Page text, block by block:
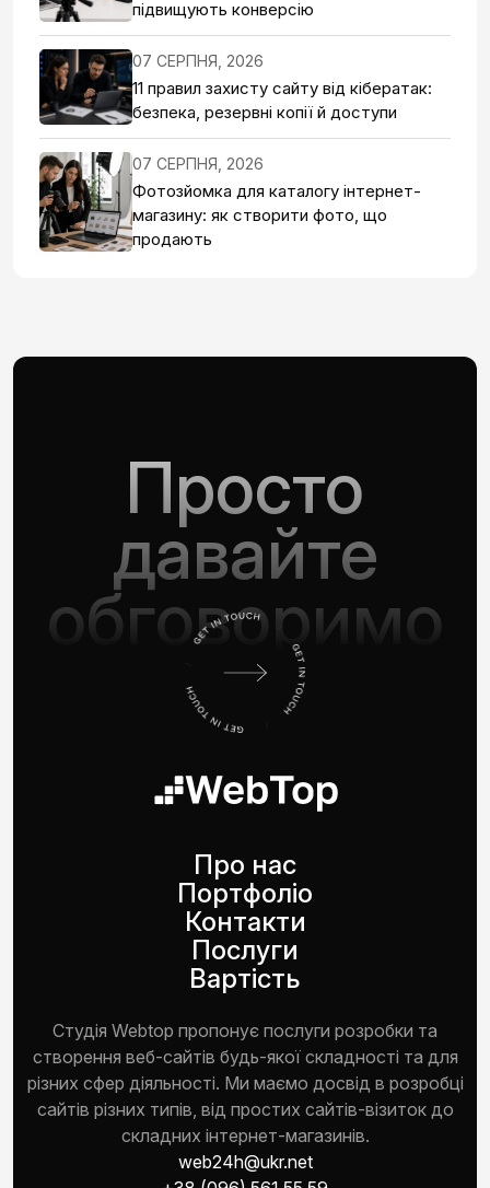
підвищують конверсію
07 СЕРПНЯ, 2026
11 правил захисту сайту від кібератак:
безпека, резервні копії й доступи
07 СЕРПНЯ, 2026
Фотозйомка для каталогу інтернет-
магазину: як створити фото, що
продають
Просто
давайте
обговоримо
Про нас
Портфоліо
Контакти
Послуги
Вартість
Студія Webtop пропонує послуги розробки та
створення веб-сайтів будь-якої складності та для
різних сфер діяльності. Ми маємо досвід в розробці
сайтів різних типів, від простих сайтів-візиток до
складних інтернет-магазинів.
web24h@ukr.net